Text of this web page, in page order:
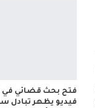
فتح بحث قضائي
فيديو يظهر تبادل